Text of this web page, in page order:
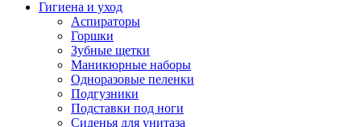
Гигиена и уход
Аспираторы
Горшки
Зубные щетки
Маникюрные наборы
Одноразовые пеленки
Подгузники
Подставки под ноги
Сиденья для унитаза